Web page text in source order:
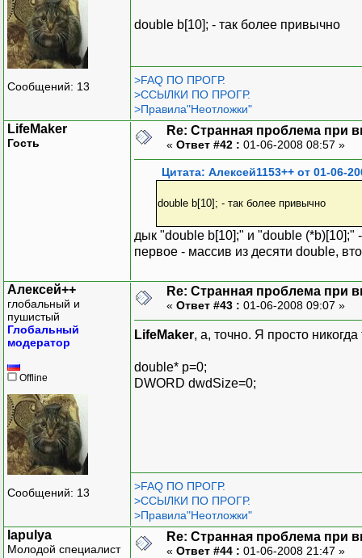
Сообщений: 13
double b[10]; - так более привычно
>FAQ ПО ПРОГР.
>ССЫЛКИ ПО ПРОГР.
>Правила"Неотложки"
LifeMaker
Гость
Re: Странная проблема при
« Ответ #42 : 01-06-2008 08:57 »
Цитата: Алексей1153++ от 01-06-
double b[10]; - так более привычно
дык "double b[10];" и "double (*b)[10];"
первое - массив из десяти double,
Алексей++
глобальный и
пушистый
Глобальный
модератор
Offline
Сообщений: 13
Re: Странная проблема при
« Ответ #43 : 01-06-2008 09:07 »
LifeMaker, а, точно. Я просто
double* p=0;
DWORD dwdSize=0;
>FAQ ПО ПРОГР.
>ССЫЛКИ ПО ПРОГР.
>Правила"Неотложки"
lapulya
Молодой специалист
Re: Странная проблема при
« Ответ #44 : 01-06-2008 21:47 »